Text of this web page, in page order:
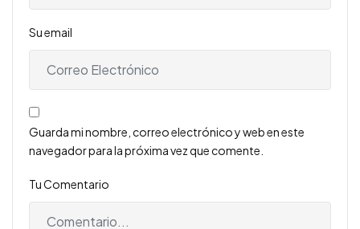
Su email
Guarda mi nombre, correo electrónico y web en este
navegador para la próxima vez que comente.
Tu Comentario